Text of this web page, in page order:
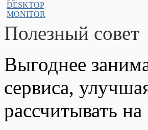
Полезный совет
Выгоднее
сервиса,
рассчитывать